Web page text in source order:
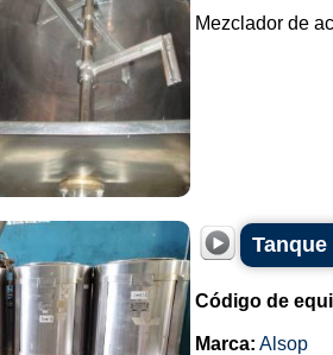
Mezclador de
Código de
Marca: Alsop